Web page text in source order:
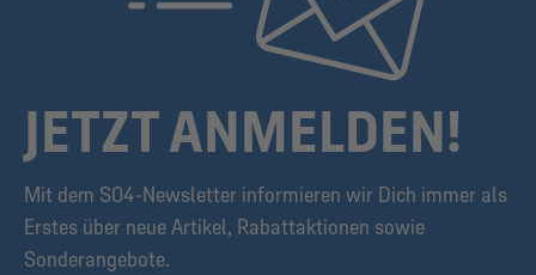
JETZT ANMELDEN!
Mit dem S04-Newsletter informieren wir Dich immer als
Erstes über neue Artikel, Rabattaktionen sowie
Sonderangebote.